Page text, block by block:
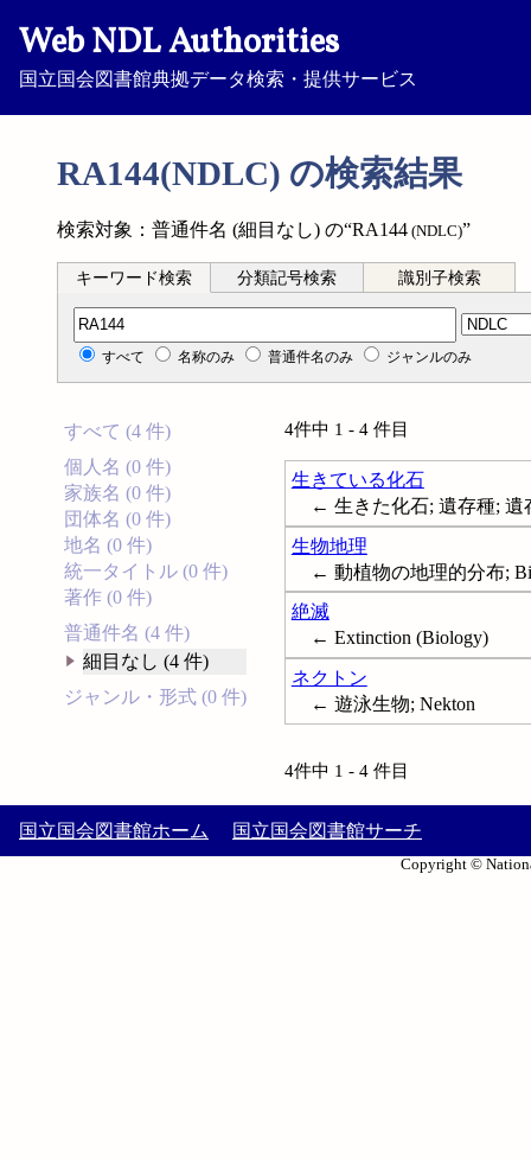
Web NDL Authorities
国立国会図書館典拠データ検索・提供サービス
RA144(NDLC) の検索結果
検索対象：普通件名 (細目なし) の“RA144 (NDLC)”
キーワード検索 分類記号検索 識別子検索
分類記号検索
すべて 名称のみ 普通件名のみ ジャンルのみ
すべて (4 件)
個人名 (0 件)
家族名 (0 件)
団体名 (0 件)
地名 (0 件)
統一タイトル (0 件)
著作 (0 件)
普通件名 (4 件)
細目なし (4 件)
ジャンル・形式 (0 件)
4件中 1 - 4 件目
生きている化石
← 生きた化石; 遺存種; 遺
生物地理
← 動植物の地理的分布;
絶滅
← Extinction (Biology)
ネクトン
← 遊泳生物; Nekton
4件中 1 - 4 件目
国立国会図書館ホーム 国立国会図書館サーチ
Copyright ©